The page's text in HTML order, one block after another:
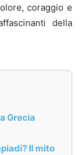
coraggio e
della
Grecia
Il mito